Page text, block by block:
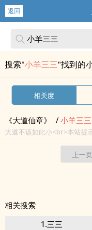
返回
搜索"小羊三三"找到的
相关度
《大道仙章》 /小羊三三
大道不该如此小<br>本站提
错的话请不要忘记向您QQ
上一页
相关搜索
1.三三